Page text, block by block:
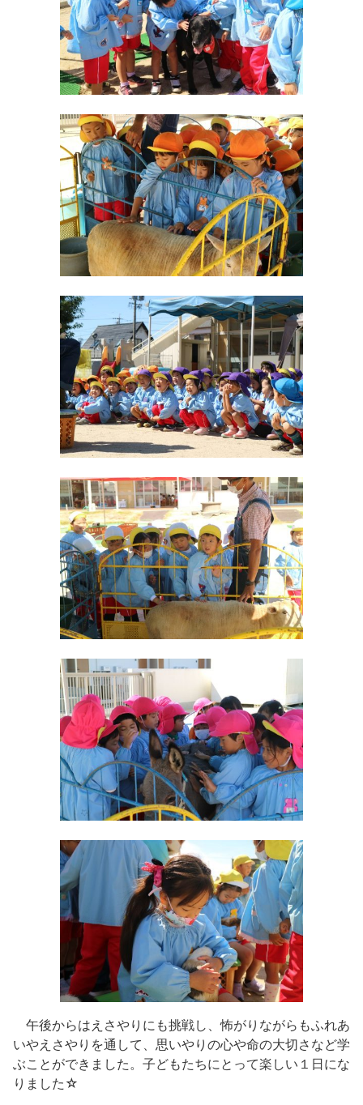
午後からはえさやりにも挑戦し、怖がりながらもふれあ
いやえさやりを通して、思いやりの心や命の大切さなど学
ぶことができました。子どもたちにとって楽しい１日にな
りました☆